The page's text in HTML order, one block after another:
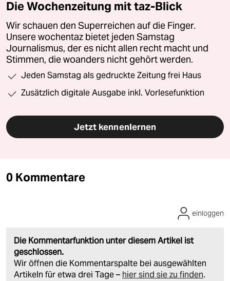
Die Wochenzeitung mit taz-Blick
Wir schauen den Superreichen auf die Finger.
Unsere wochentaz bietet jeden Samstag
Journalismus, der es nicht allen recht macht und
Stimmen, die woanders nicht gehört werden.
Jeden Samstag als gedruckte Zeitung frei Haus
Zusätzlich digitale Ausgabe inkl. Vorlesefunktion
Jetzt kennenlernen
0 Kommentare
Die Kommentarfunktion unter diesem Artikel ist
geschlossen.
Wir öffnen die Kommentarspalte bei ausgewählten
Artikeln für etwa drei Tage – hier sind sie zu finden.
einloggen